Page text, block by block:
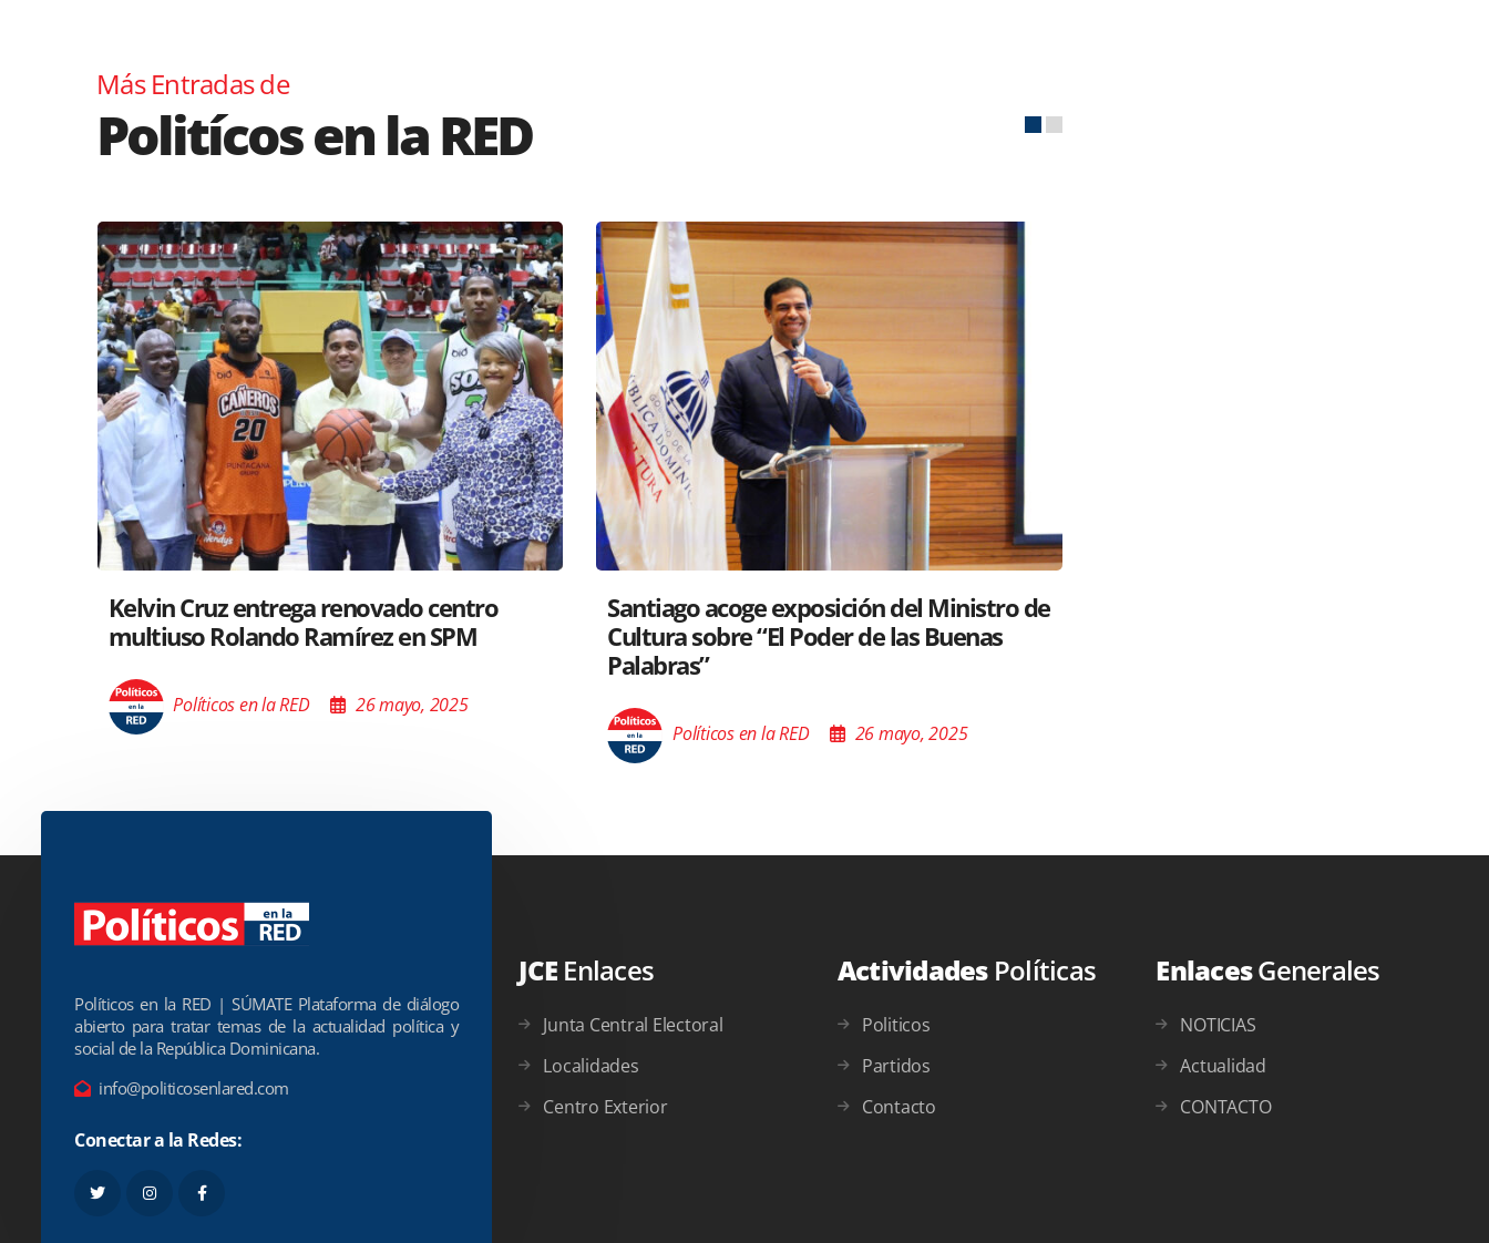
Más Entradas de
Politícos en la RED
Santiago acoge exposición del Ministro de
Cultura sobre “El Poder de las Buenas
RD y Perú colaboran para proyectar su
gastronomía a nivel global
Políticos en la RED | SÚMATE Plataforma de diálogo
abierto para tratar temas de la actualidad política y
social de la República Dominicana.
info@politicosenlared.com
Conectar a la Redes:
JCE Enlaces
Junta Central Electoral
Localidades
Centro Exterior
Actividades Políticas
Politicos
Partidos
Contacto
EnlacesGenerales
NOTICIAS
Actualidad
CONTACTO